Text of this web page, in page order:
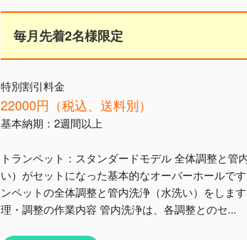
毎月先着2名様限定
特別割引料金
22000円（税込、送料別）
基本納期：2週間以上
トランペット：スタンダードモデル 全体調整と管
い）がセットになった基本的なオーバーホールで
ンペットの全体調整と管内洗浄（水洗い）をしま
理・調整の作業内容 管内洗浄は、各調整とのセ...